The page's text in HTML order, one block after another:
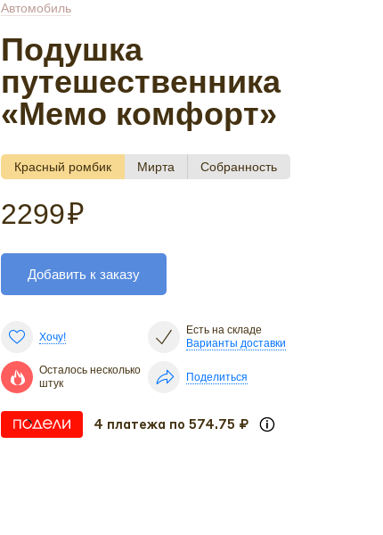
Автомобиль
Подушка
путешественника
«Мемо комфорт»
Красный ромбик Мирта Собранность
2299₽
Добавить к заказу
Хочу!
Есть на складе
Варианты доставки
Осталось несколько
штук
Поделиться
4 платежа по 574.75 ₽